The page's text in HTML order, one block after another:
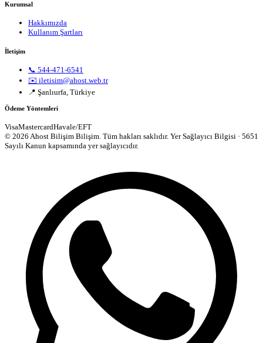
Kurumsal
Hakkımızda
Kullanım Şartları
İletişim
📞 544-471-6541
✉️ iletisim@ahost.web.tr
📍 Şanlıurfa, Türkiye
Ödeme Yöntemleri
VisaMastercardHavale/EFT
© 2026 Ahost Bilişim Bilişim. Tüm hakları saklıdır. Yer Sağlayıcı Bilgisi · 5651
Sayılı Kanun kapsamında yer sağlayıcıdır.